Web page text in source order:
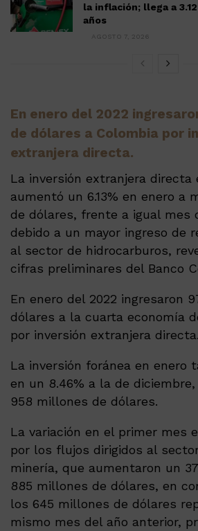
la inflación; llega a
años
AGOSTO 7, 2026
En enero del 2022
de dólares a Colombia por
extranjera directa.
La inversión extranjera directa
aumentó un 6.13% en enero a
de dólares, frente a igual mes
debido a un mayor ingreso de
al sector de hidrocarburos,
cifras preliminares del Banco
En enero del 2022 ingresaron
dólares a la cuarta economía
por inversión extranjera directa.
La inversión foránea en enero
en un 8.46% a la de
958 millones de dólares.
La variación en el primer mes
por los flujos dirigidos al
minería, que aumentaron un
885 millones de dólares, en
los 645 millones de dólares
mismo mes del año anterior,